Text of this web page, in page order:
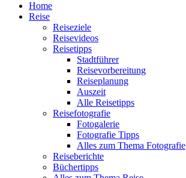
Home
Reise
Reiseziele
Reisevideos
Reisetipps
Stadtführer
Reisevorbereitung
Reiseplanung
Auszeit
Alle Reisetipps
Reisefotografie
Fotogalerie
Fotografie Tipps
Alles zum Thema Fotografie
Reiseberichte
Büchertipps